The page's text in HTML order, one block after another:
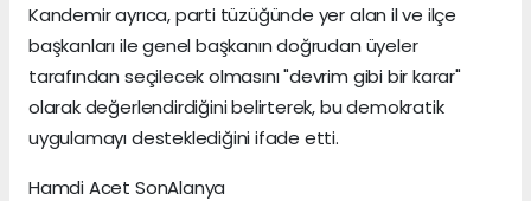
Kandemir ayrıca, parti tüzüğünde yer alan il ve ilçe
başkanları ile genel başkanın doğrudan üyeler
tarafından seçilecek olmasını "devrim gibi bir karar"
olarak değerlendirdiğini belirterek, bu demokratik
uygulamayı desteklediğini ifade etti.
Hamdi Acet SonAlanya